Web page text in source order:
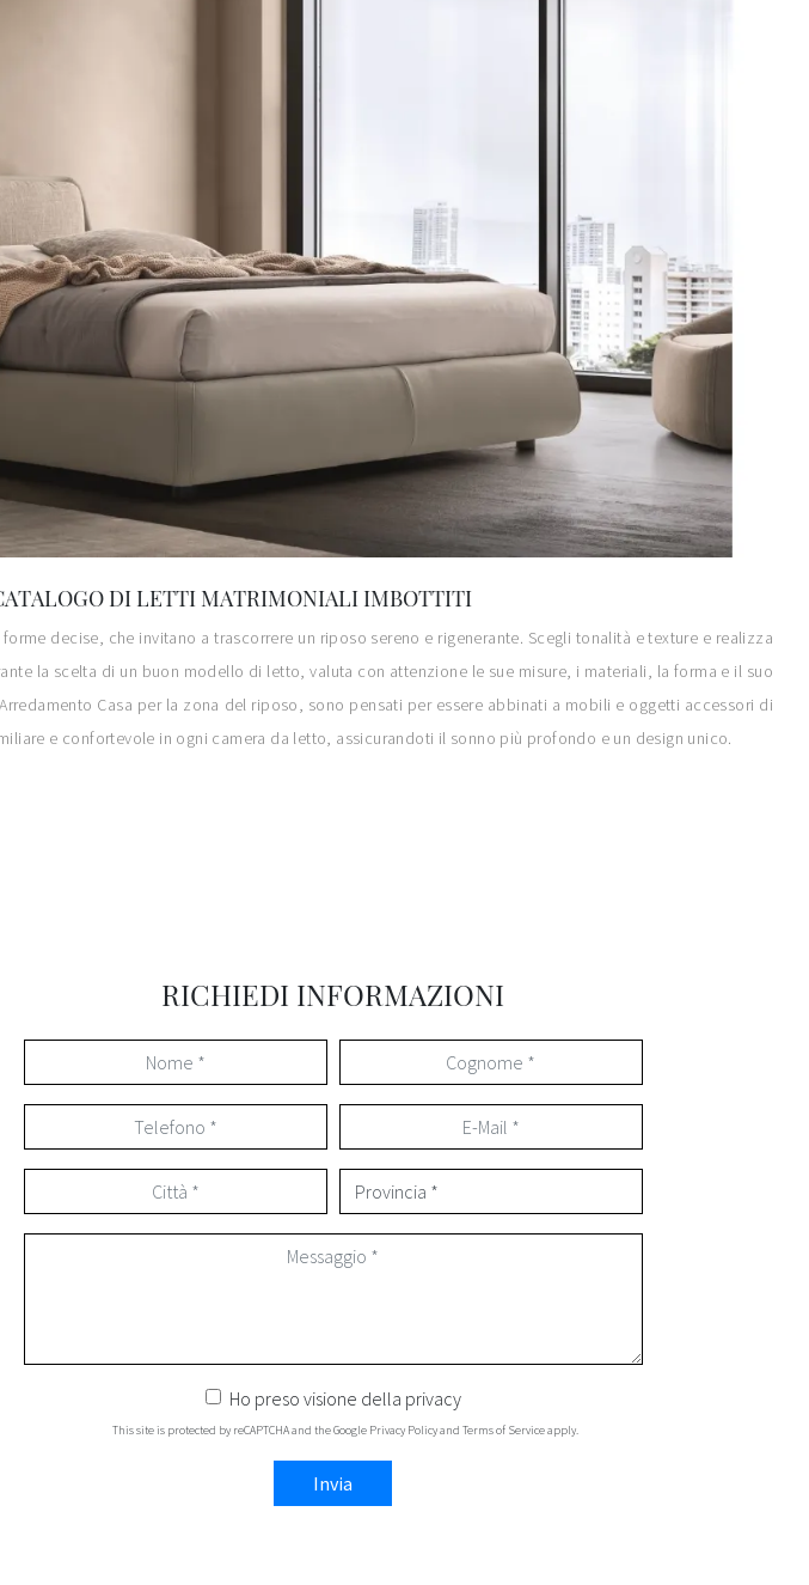
DI LETTI MATRIMONIALI IMBOTTITI
decise, che invitano a trascorrere un riposo sereno e rigenerante. Scegli tonalità e texture e realizza
la scelta di un buon modello di letto, valuta con attenzione le sue misure, i materiali, la forma e il suo
Casa per la zona del riposo, sono pensati per essere abbinati a mobili e oggetti accessori di
e confortevole in ogni camera da letto, assicurandoti il sonno più profondo e un design unico.
RICHIEDI INFORMAZIONI
Ho preso visione della privacy
This site is protected by reCAPTCHA and the Google Privacy Policyand Terms of Serviceapply.
Invia